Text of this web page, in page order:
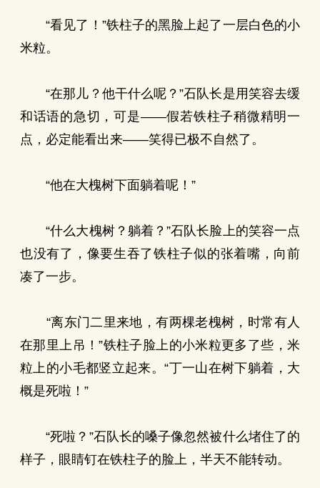
“看见了！”铁柱子的黑脸上起了一层白色的小
米粒。
“在那儿？他干什么呢？”石队长是用笑容去缓
和话语的急切，可是——假若铁柱子稍微精明一
点，必定能看出来——笑得已极不自然了。
“他在大槐树下面躺着呢！”
“什么大槐树？躺着？”石队长脸上的笑容一点
也没有了，像要生吞了铁柱子似的张着嘴，向前
凑了一步。
“离东门二里来地，有两棵老槐树，时常有人
在那里上吊！”铁柱子脸上的小米粒更多了些，米
粒上的小毛都竖立起来。“丁一山在树下躺着，大
概是死啦！”
“死啦？”石队长的嗓子像忽然被什么堵住了的
样子，眼睛钉在铁柱子的脸上，半天不能转动。